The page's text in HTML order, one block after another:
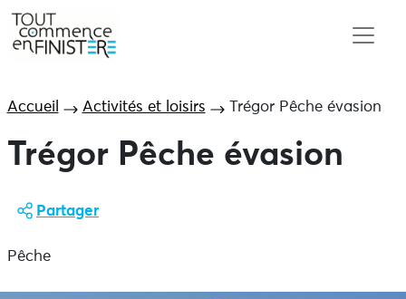
Accueil Activités et loisirs Trégor Pêche évasion
Trégor Pêche évasion
Partager
Pêche